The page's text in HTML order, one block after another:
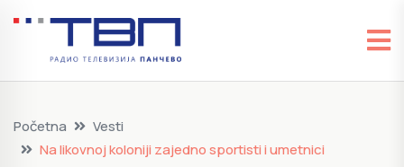
Početna
Vesti
Na likovnoj koloniji zajedno sportisti i umetnici